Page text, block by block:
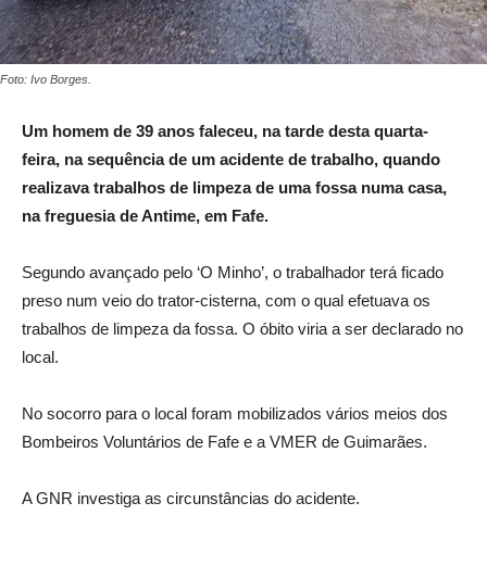
Foto: Ivo Borges.
Um homem de 39 anos faleceu, na tarde desta quarta-
feira, na sequência de um acidente de trabalho, quando
realizava trabalhos de limpeza de uma fossa numa casa,
na freguesia de Antime, em Fafe.
Segundo avançado pelo ‘O Minho’, o trabalhador terá ficado
preso num veio do trator-cisterna, com o qual efetuava os
trabalhos de limpeza da fossa. O óbito viria a ser declarado no
local.
No socorro para o local foram mobilizados vários meios dos
Bombeiros Voluntários de Fafe e a VMER de Guimarães.
A GNR investiga as circunstâncias do acidente.